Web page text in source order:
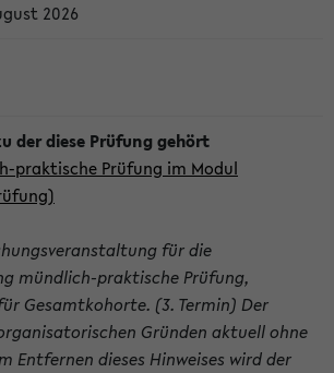
2026
praktische Prüfung im Modul
für die
mündlich-praktische Prüfung,
Gesamtkohorte. (3. Termin) Der
Gründen aktuell ohne
Entfernen dieses Hinweises wird der